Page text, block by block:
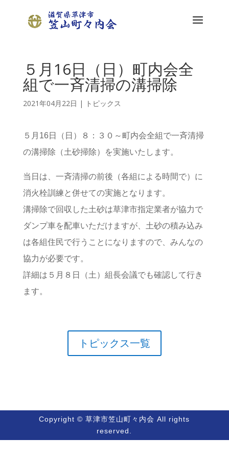
５月16日（日）町内会全
組で一斉清掃の溝掃除
2021年04月22日 | トピックス
５月16日（日）８：３０～町内会全組で一斉清掃
の溝掃除（土砂掃除）を実施いたします。
当日は、一斉清掃の前後（各組による時間で）に
消火栓訓練と併せての実施となります。
溝掃除で回収した土砂は草津市指定業者が協力で
ダンプ車を配車いただけますが、土砂の積み込み
は各組住民で行うことになりますので、みんなの
協力が必要です。
詳細は５月８日（土）組長会議でも確認して行き
ます。
トピックス一覧
Copyright © 草津市笠山町々内会 All rights
reserved.